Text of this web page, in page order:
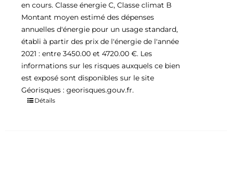
en cours. Classe énergie C, Classe climat B
Montant moyen estimé des dépenses
annuelles d'énergie pour un usage standard,
établi à partir des prix de l'énergie de l'année
2021 : entre 3450.00 et 4720.00 €. Les
informations sur les risques auxquels ce bien
est exposé sont disponibles sur le site
Géorisques : georisques.gouv.fr.
Détails